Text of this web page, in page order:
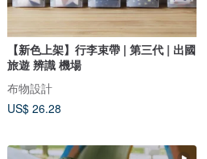
【新色上架】行李束帶 | 第三代 | 出國
旅遊 辨識 機場
布物設計
US$ 26.28